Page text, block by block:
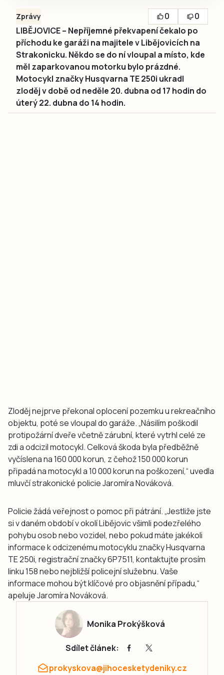
Zprávy 0
0
LIBĚJOVICE – Nepříjemné překvapení čekalo po
příchodu ke garáži na majitele v Libějovicích na
Strakonicku. Někdo se do ní vloupal a místo, kde
měl zaparkovanou motorku bylo prázdné.
Motocykl značky Husqvarna TE 250i ukradl
zloděj v době od neděle 20. dubna od 17 hodin do
úterý 22. dubna do 14 hodin.
Zloděj nejprve překonal oplocení pozemku u rekreačního
objektu, poté se vloupal do garáže. „Násilím poškodil
protipožární dveře včetně zárubní, které vytrhl celé ze
zdi a odcizil motocykl. Celková škoda byla předběžně
vyčíslena na 160 000 korun, z čehož 150 000 korun
připadá na motocykl a 10 000 korun na poškození,“ uvedla
mluvčí strakonické policie Jaromíra Nováková.
Policie žádá veřejnost o pomoc při pátrání. „Jestliže jste
si v daném období v okolí Libějovic všimli podezřelého
pohybu osob nebo vozidel, nebo pokud máte jakékoli
informace k odcizenému motocyklu značky Husqvarna
TE 250i, registrační značky 6P7511, kontaktujte prosím
linku 158 nebo nejbližší policejní služebnu. Vaše
informace mohou být klíčové pro objasnění případu,“
apeluje Jaromíra Nováková.
Monika Prokýšková
Sdílet článek:
prokyskova@jihocesketydeniky.cz